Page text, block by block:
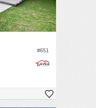
#651